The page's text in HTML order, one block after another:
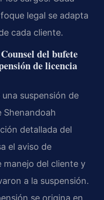
legal se adapta
cada cliente.
del bufete
de licencia
suspensión de
Shenandoah
detallada del
el aviso de
manejo del cliente y
a la suspensión.
se origina en